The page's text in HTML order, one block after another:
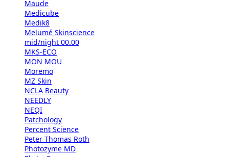
Maude
Medicube
Medik8
Melumé Skinscience
mid/night 00.00
MKS-ECO
MON MOU
Moremo
MZ Skin
NCLA Beauty
NEEDLY
NEQI
Patchology
Percent Science
Peter Thomas Roth
Photozyme MD